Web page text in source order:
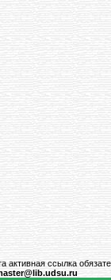
активная ссылка